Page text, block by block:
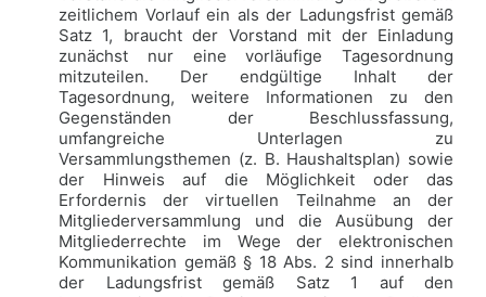
zeitlichem Vorlauf ein als der Ladungsfrist gemäß
Satz 1, braucht der Vorstand mit der Einladung
zunächst nur eine vorläufige Tagesordnung
mitzuteilen. Der endgültige Inhalt der
Tagesordnung, weitere Informationen zu den
Gegenständen der Beschlussfassung,
umfangreiche Unterlagen zu
Versammlungsthemen (z. B. Haushaltsplan) sowie
der Hinweis auf die Möglichkeit oder das
Erfordernis der virtuellen Teilnahme an der
Mitgliederversammlung und die Ausübung der
Mitgliederrechte im Wege der elektronischen
Kommunikation gemäß § 18 Abs. 2 sind innerhalb
der Ladungsfrist gemäß Satz 1 auf den